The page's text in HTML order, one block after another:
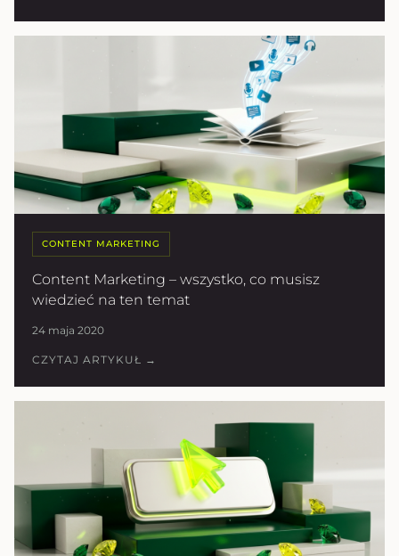
CONTENT MARKETING
Content Marketing – wszystko, co musisz
wiedzieć na ten temat
24 maja 2020
CZYTAJ ARTYKUŁ →